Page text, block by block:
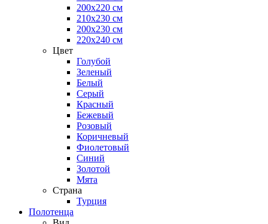
200х220 см
210х230 см
200х230 см
220х240 см
Цвет
Голубой
Зеленый
Белый
Серый
Красный
Бежевый
Розовый
Коричневый
Фиолетовый
Синий
Золотой
Мята
Страна
Турция
Полотенца